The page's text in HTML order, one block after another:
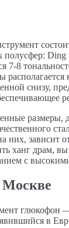
полусфер:
7-8
снизу,
размеры,
них, зависит
ханг драм, вы
с
глюкофон
в